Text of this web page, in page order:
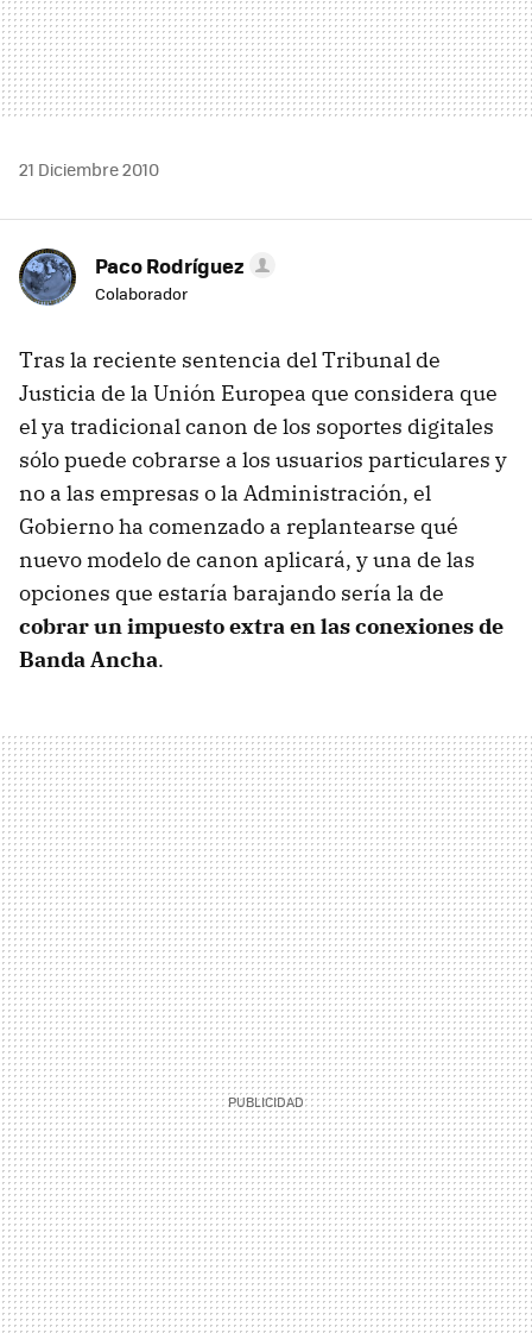
21 Diciembre 2010
Paco Rodríguez
Colaborador
Tras la reciente sentencia del Tribunal de
Justicia de la Unión Europea que considera que
el ya tradicional canon de los soportes digitales
sólo puede cobrarse a los usuarios particulares y
no a las empresas o la Administración, el
Gobierno ha comenzado a replantearse qué
nuevo modelo de canon aplicará, y una de las
opciones que estaría barajando sería la de
cobrar un impuesto extra en las conexiones de
Banda Ancha.